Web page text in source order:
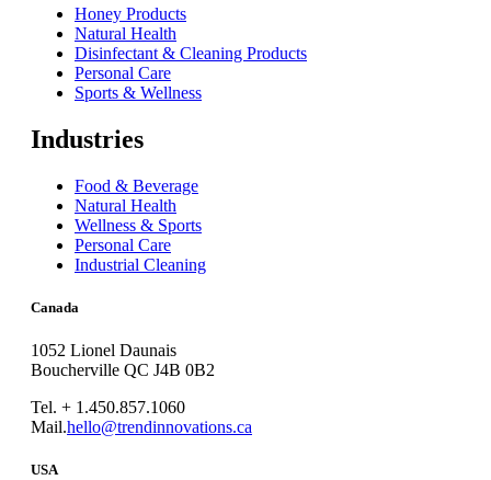
Honey Products
Natural Health
Disinfectant & Cleaning Products
Personal Care
Sports & Wellness
Industries
Food & Beverage
Natural Health
Wellness & Sports
Personal Care
Industrial Cleaning
Canada
1052 Lionel Daunais
Boucherville QC J4B 0B2
Tel. + 1.450.857.1060
Mail.hello@trendinnovations.ca
USA